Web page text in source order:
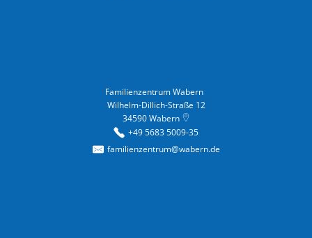
Familienzentrum Wabern
Wilhelm-Dillich-Straße 12
34590 Wabern
+49 5683 5009-35
familienzentrum@wabern.de